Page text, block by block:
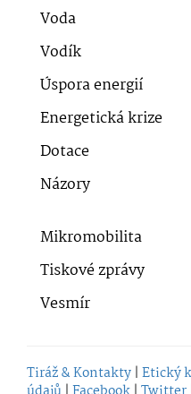
Voda
Vodík
Úspora energií
Energetická krize
Dotace
Názory
Mikromobilita
Tiskové zprávy
Vesmír
Tiráž & Kontakty | Etický